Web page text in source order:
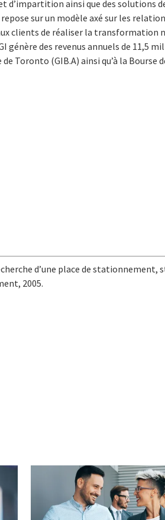
d’impartition ainsi que des solutions
sur un modèle axé sur les
clients de réaliser la transformation
des revenus annuels de 11,5
Toronto (GIB.A) ainsi qu’à la Bourse
d’une place de stationnement,
2005.
Email
on Print